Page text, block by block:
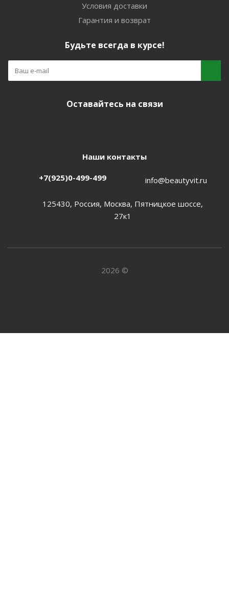
Условия доставки
Гарантия и возврат
Будьте всегда в курсе!
Оставайтесь на связи
Наши контакты
+7(925)0-499-499 info@beautyvit.ru
125430, Россия, Москва, Пятницкое шоссе,
27к1
2026 ©